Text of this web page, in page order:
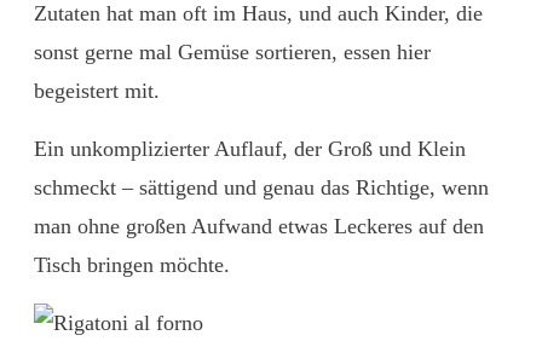
Zutaten hat man oft im Haus, und auch Kinder, die
sonst gerne mal Gemüse sortieren, essen hier
begeistert mit.
Ein unkomplizierter Auflauf, der Groß und Klein
schmeckt – sättigend und genau das Richtige, wenn
man ohne großen Aufwand etwas Leckeres auf den
Tisch bringen möchte.